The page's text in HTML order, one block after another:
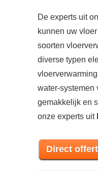
De experts uit
kunnen uw
soorten
diverse typen
water-systemen
gemakkelijk en
onze experts uit
Direct